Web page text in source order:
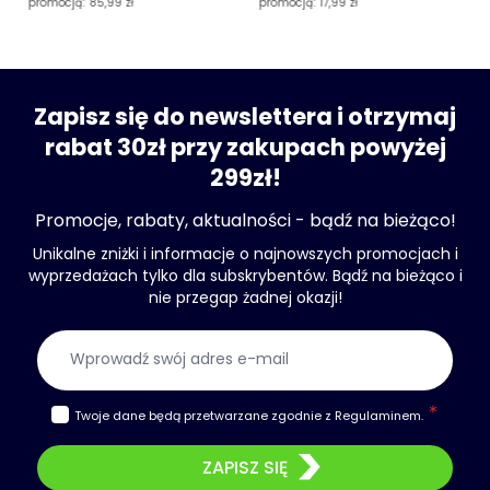
Zapisz się do newslettera i otrzymaj
rabat 30zł przy zakupach powyżej
299zł!
Promocje, rabaty, aktualności - bądź na bieżąco!
Unikalne zniżki i informacje o najnowszych promocjach i
wyprzedażach tylko dla subskrybentów. Bądź na bieżąco i
nie przegap żadnej okazji!
Twoje dane będą przetwarzane zgodnie z Regulaminem.
ZAPISZ SIĘ